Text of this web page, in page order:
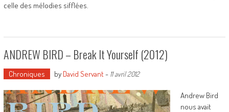
celle des mélodies sifflées.
ANDREW BIRD – Break It Yourself (2012)
Chroniques by David Servant- 11 avril 2012
Andrew Bird
nous avait